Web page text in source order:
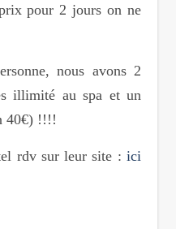
pour 2 jours on ne
nous avons 2
illimité au spa et un
40€) !!!!
rdv sur leur site : ici